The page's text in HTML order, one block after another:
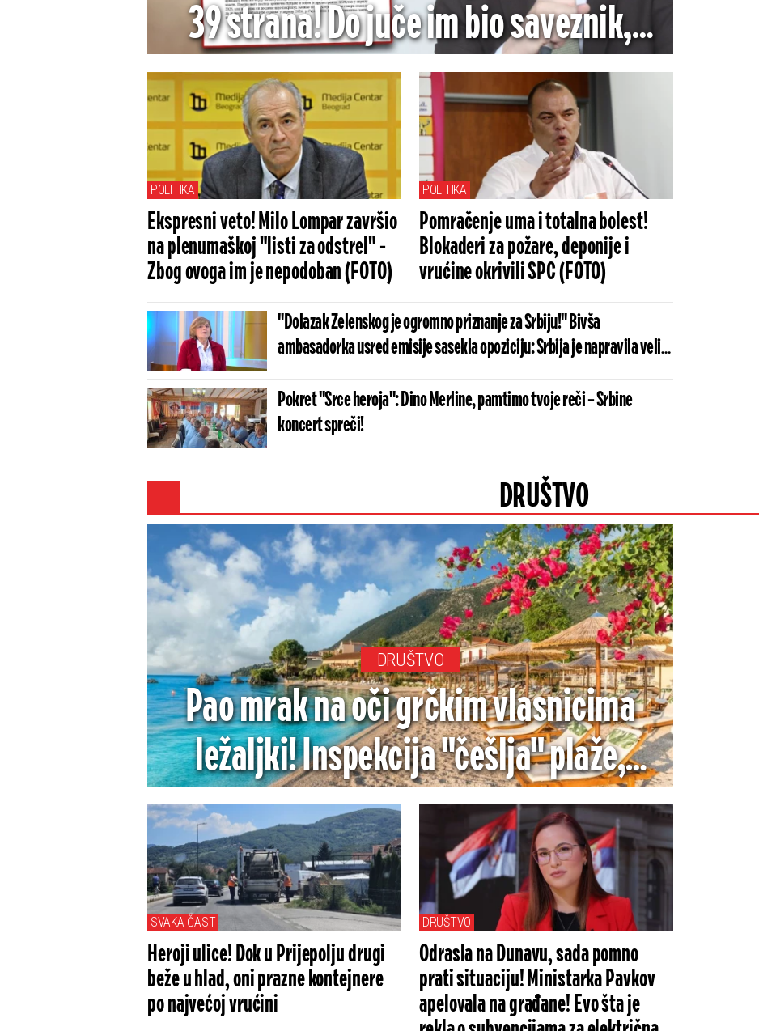
39 strana! Do juče im bio saveznik,
sada je ''visokorizičan'' - Ovo mu
stavljaju na teret
POLITIKA
Ekspresni veto! Milo Lompar završio
na plenumaškoj "listi za odstrel" -
Zbog ovoga im je nepodoban (FOTO)
POLITIKA
Pomračenje uma i totalna bolest!
Blokaderi za požare, deponije i
vrućine okrivili SPC (FOTO)
"Dolazak Zelenskog je ogromno priznanje za Srbiju!" Bivša
ambasadorka usred emisije sasekla opoziciju: Srbija je napravila veliki
Pokret "Srce heroja": Dino Merline, pamtimo tvoje reči – Srbine
koncert spreči!
DRUŠTVO
DRUŠTVO
Pao mrak na oči grčkim vlasnicima
ležaljki! Inspekcija "češlja" plaže,
padaju astronomske kazne na
omiljenim srpskim letovalištima!
SVAKA ČAST
Heroji ulice! Dok u Prijepolju drugi
beže u hlad, oni prazne kontejnere
po najvećoj vrućini
DRUŠTVO
Odrasla na Dunavu, sada pomno
prati situaciju! Ministarka Pavkov
apelovala na građane! Evo šta je